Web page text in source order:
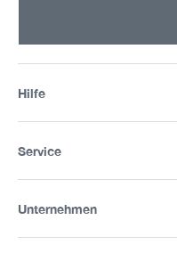
Hilfe
Service
Unternehmen